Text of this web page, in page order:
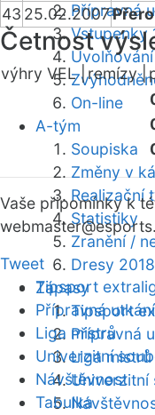
Přípravná
Vstupenky
On-line
A-tým
Soupiska
Změny v
Realizační
Statistiky
Zranění /
Dresy
Zápasy
Tipsport
Přípravná
Liga mistrů
Univerzitní
43 25.02.2007
Četnost
výhry VEL | remízy |
Vaše připomínky k
webmaster
Tweet
Tipsport
Přípravná utkání
Liga mistrů
Univerzitní
Návštěvnost
Tabulka